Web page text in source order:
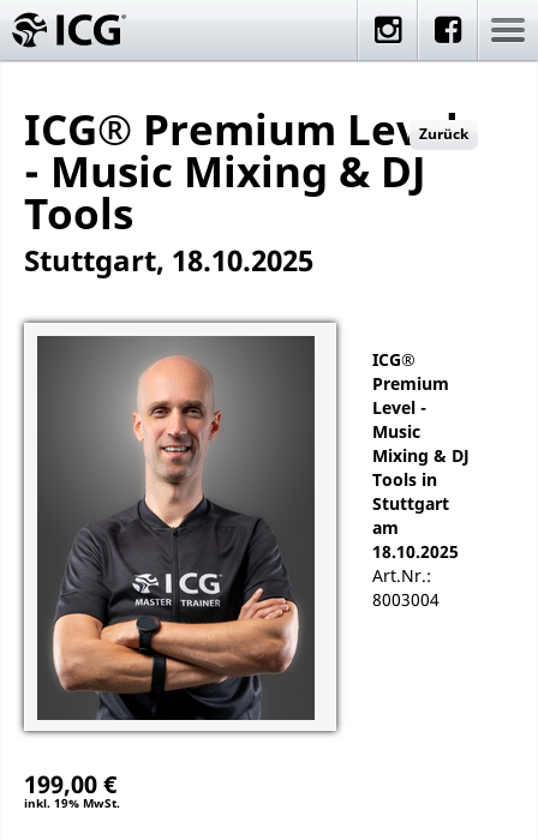
ICG® Premium Level
- Music Mixing & DJ
Tools
Zurück
Stuttgart, 18.10.2025
ICG®
Premium
Level -
Music
Mixing & DJ
Tools in
Stuttgart
am
18.10.2025
Art.Nr.:
8003004
199,00 €
inkl. 19% MwSt.